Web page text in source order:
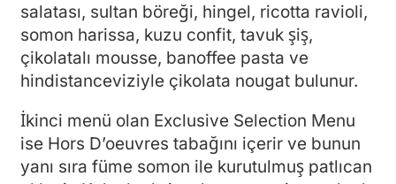
salatası, sultan böreği, hingel, ricotta ravioli,
somon harissa, kuzu confit, tavuk şiş,
çikolatalı mousse, banoffee pasta ve
hindistanceviziyle çikolata nougat bulunur.
İkinci menü olan Exclusive Selection Menu
ise Hors D’oeuvres tabağını içerir ve bunun
yanı sıra füme somon ile kurutulmuş patlıcan